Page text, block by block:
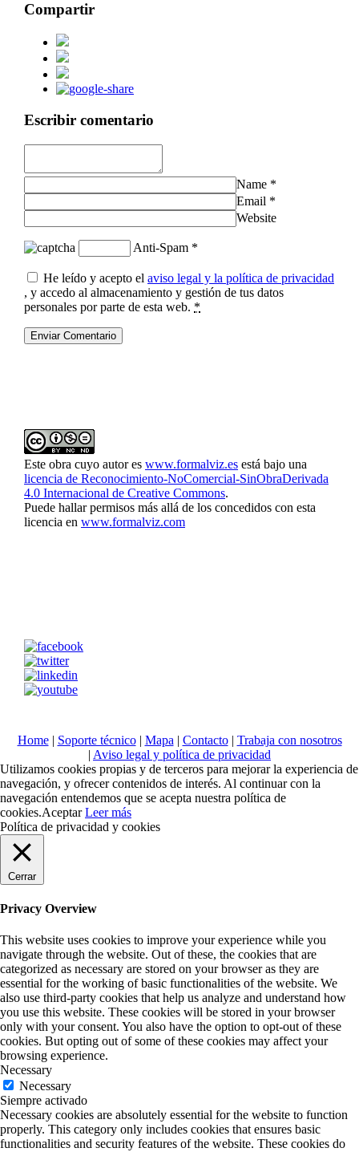
Compartir
Escribir comentario
Name *
Email *
Website
Anti-Spam *
He leído y acepto el aviso legal y la política de privacidad
, y accedo al almacenamiento y gestión de tus datos
personales por parte de esta web. *
Este obra cuyo autor es www.formalviz.es está bajo una
licencia de Reconocimiento-NoComercial-SinObraDerivada
4.0 Internacional de Creative Commons.
Puede hallar permisos más allá de los concedidos con esta
licencia en www.formalviz.com
Home| Soporte técnico| Mapa | Contacto| Trabaja con nosotros
| Aviso legal y política de privacidad
Utilizamos cookies propias y de terceros para mejorar la experiencia de
navegación, y ofrecer contenidos de interés. Al continuar con la
navegación entendemos que se acepta nuestra política de
cookies.Aceptar Leer más
Política de privacidad y cookies
Cerrar
Privacy Overview
This website uses cookies to improve your experience while you
navigate through the website. Out of these, the cookies that are
categorized as necessary are stored on your browser as they are
essential for the working of basic functionalities of the website. We
also use third-party cookies that help us analyze and understand how
you use this website. These cookies will be stored in your browser
only with your consent. You also have the option to opt-out of these
cookies. But opting out of some of these cookies may affect your
browsing experience.
Necessary
Necessary
Siempre activado
Necessary cookies are absolutely essential for the website to function
properly. This category only includes cookies that ensures basic
functionalities and security features of the website. These cookies do